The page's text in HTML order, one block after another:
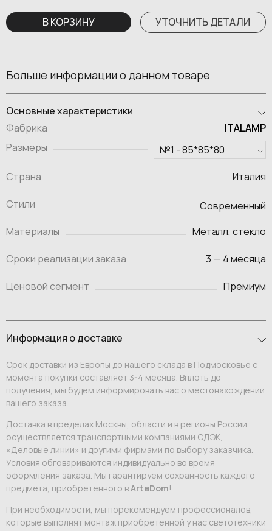
В КОРЗИНУ УТОЧНИТЬ ДЕТАЛИ
Больше информации о данном товаре
Основные характеристики
Фабрика
ITALAMP
Страна Италия
Стили
Современный
Материалы
Металл, стекло
Сроки реализации заказа 3 — 4 месяца
Ценовой сегмент Премиум
Размеры
Информация о доставке
Срок доставки из Европы до нашего склада в Подмосковье с
момента покупки составляет 3-4 месяца. Вплоть до
получения, мы будем информировать вас о местонахождении
вашего заказа.
Доставка в пределах Москвы, области и в регионы России
осуществляется транспортными компаниями СДЭК,
«Деловые линии» и другими фирмами по выбору заказчика.
Условия обговариваются индивидуально во время
оформления заказа. Мы гарантируем сохранность каждого
предмета, приобретенного вArteDom!
При необходимости, мы порекомендуем профессионалов,
которые выполнят монтаж приобретенной у нас светотехники